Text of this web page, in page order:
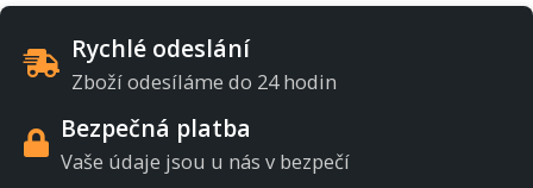
Rychlé odeslání
Zboží odesíláme do 24 hodin
Bezpečná platba
Vaše údaje jsou u nás v bezpečí